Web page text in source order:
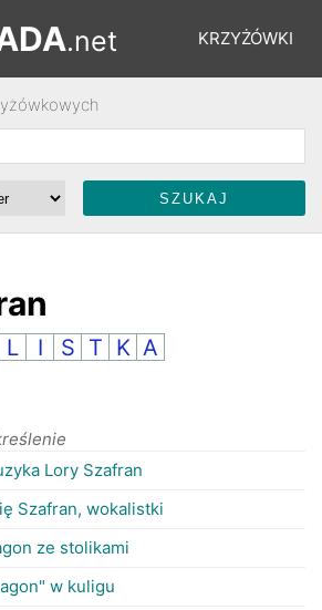
KRZYŻÓWKI
ŁAMIGŁÓWKI
.net
L I S T K A
Lory Szafran
Szafran, wokalistki
ze stolikami
w kuligu